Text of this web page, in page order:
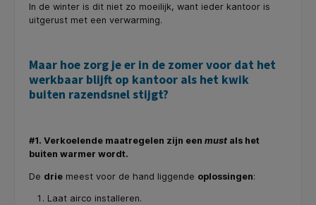
In de winter is dit niet zo moeilijk, want ieder kantoor is
uitgerust met een verwarming.
Maar hoe zorg je er in de zomer voor dat het
werkbaar blijft op kantoor als het kwik
buiten razendsnel stijgt?
#1. Verkoelende maatregelen zijn een must als het
buiten warmer wordt.
De drie meest voor de hand liggende oplossingen:
Laat airco installeren.